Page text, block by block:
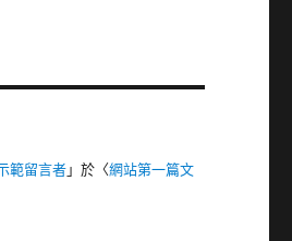
範留言者」於〈網站第一篇文